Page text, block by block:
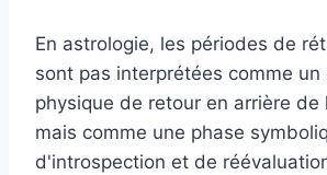
En astrologie, les périodes de
sont pas interprétées comme un
physique de retour en arrière de
mais comme une phase
d'introspection et de